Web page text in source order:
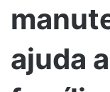
ajuda